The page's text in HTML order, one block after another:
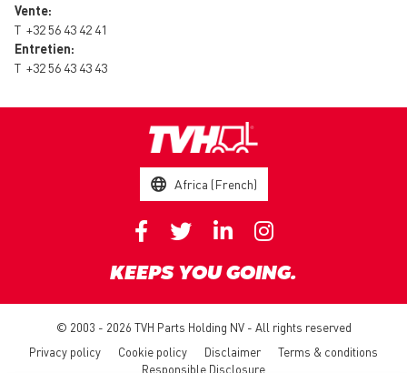
Vente:
T +32 56 43 42 41
Entretien:
T +32 56 43 43 43
Africa (French)
KEEPS YOU GOING.
© 2003 - 2026 TVH Parts Holding NV - All rights reserved
Privacy policy
Cookie policy Disclaimer
Terms & conditions
Responsible Disclosure